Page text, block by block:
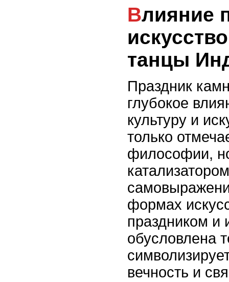
Влияние праздника на
танцы
Праздник
глубокое
культуру и
только
философии,
формах
праздником и
обусловлена
вечность и